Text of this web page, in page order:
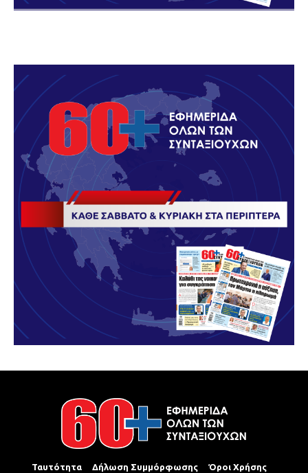
Ταυτότητα Δήλωση Συμμόρφωσης Όροι Χρήσης